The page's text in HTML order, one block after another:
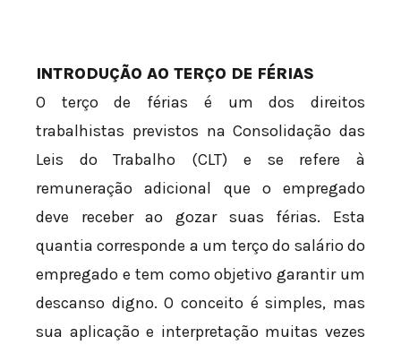
INTRODUÇÃO AO TERÇO DE FÉRIAS
O terço de férias é um dos direitos
trabalhistas previstos na Consolidação das
Leis do Trabalho (CLT) e se refere à
remuneração adicional que o empregado
deve receber ao gozar suas férias. Esta
quantia corresponde a um terço do salário do
empregado e tem como objetivo garantir um
descanso digno. O conceito é simples, mas
sua aplicação e interpretação muitas vezes